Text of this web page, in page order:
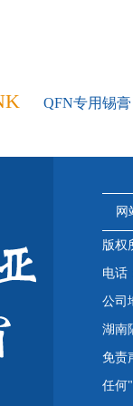
QFN专用锡膏
网
版权
电话
公司
湖南
免责
任何